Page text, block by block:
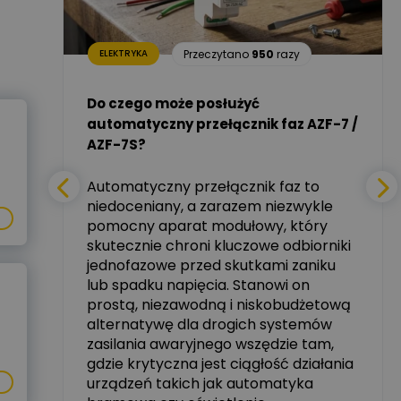
Dariusz Placek
Ekspert mgr inż.
elektronik i informatyk,
Hager Polska Sp. z o.o.
Zadaj pytanie
Ekspert
Ekspert ABB
Ekspert, ABB Zadaj pytanie
Michał Szulborski
Ekspert ETI - Dr inż. w
dziedzinie Aparatów
Elektrycznych / Senior
R&D Scientist / Product
Manager
Zadaj pytanie
ELEKTRYKA Przeczytano 950 razy
Do czego może posłużyć
automatyczny przełącznik faz AZF-7 /
AZF-7S?
Automatyczny przełącznik faz to
niedoceniany, a zarazem niezwykle
pomocny aparat modułowy, który
skutecznie chroni kluczowe odbiorniki
jednofazowe przed skutkami zaniku
lub spadku napięcia. Stanowi on
prostą, niezawodną i niskobudżetową
alternatywę dla drogich systemów
zasilania awaryjnego wszędzie tam,
gdzie krytyczna jest ciągłość działania
urządzeń takich jak automatyka